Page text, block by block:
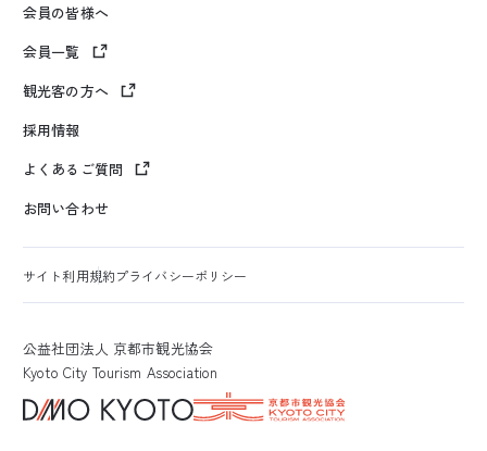
会員の皆様へ
会員一覧
観光客の方へ
採用情報
よくあるご質問
お問い合わせ
サイト利用規約プライバシーポリシー
公益社団法人 京都市観光協会
Kyoto City Tourism Association